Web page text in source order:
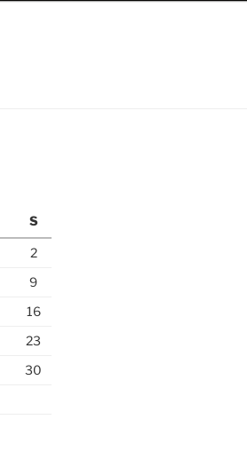
S
2
9
16
23
30